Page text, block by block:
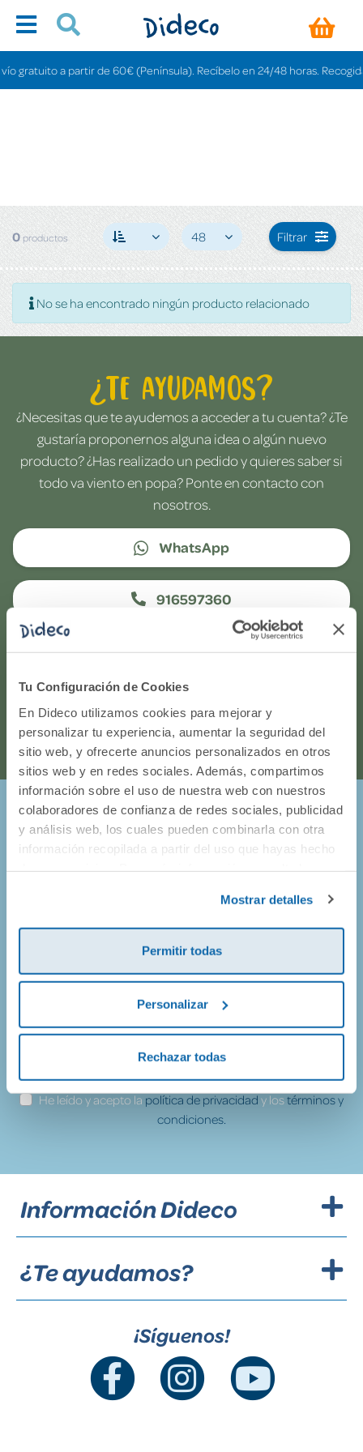
Tu Configuración de Cookies
En Dideco utilizamos cookies para mejorar y
personalizar tu experiencia, aumentar la seguridad del
sitio web, y ofrecerte anuncios personalizados en otros
sitios web y en redes sociales. Además, compartimos
información sobre el uso de nuestra web con nuestros
colaboradores de confianza de redes sociales, publicidad
y análisis web, los cuales pueden combinarla con otra
información recopilada a partir del uso que hayas hecho
Mostrar detalles
Permitir todas
Personalizar
Rechazar todas
gratuito a partir de 60€ (Península). Recíbelo en 24/48 horas. Recogida
0productos 48 Filtrar
No se ha encontrado ningún producto relacionado
¿Te ayudamos?
¿Necesitas que te ayudemos a acceder a tu cuenta? ¿Te
gustaría proponernos alguna idea o algún nuevo
producto? ¿Has realizado un pedido y quieres saber si
todo va viento en popa? Ponte en contacto con
nosotros.
WhatsApp
916597360
Correo electrónico
Horario de atención telefónica: de Lunes a Viernes, de
9:00h a 17:00h.
¡Entérate de todo lo que pasa en
Dideco!
Prometemos no llenarte el buzón de correos, así que solo
vamos a enviarte mails de promociones geniales, de
productos nuevos y alguna que otra sorpresa.
¡Apúntate!
He leído y acepto lapolítica de privacidady lostérminos y
condiciones.
Información Dideco
¿Te ayudamos?
¡Síguenos!